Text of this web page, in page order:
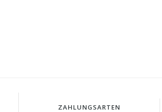
ZAHLUNGSARTEN